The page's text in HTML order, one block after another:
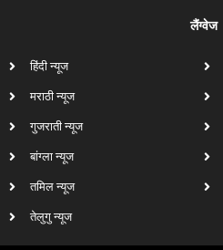
लैंग्वेज
हिंदी न्यूज
मराठी न्यूज
गुजराती न्यूज
बांग्ला न्यूज
तमिल न्यूज
तेलुगु न्यूज